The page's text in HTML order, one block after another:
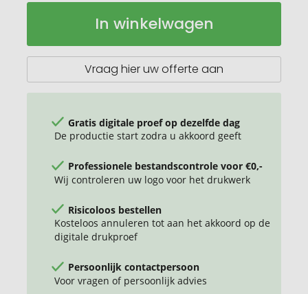
Metmaxx®
"KitchenCut".
Op
In winkelwagen
Vraag hier uw offerte aan
Gratis digitale proef op dezelfde dag
De productie start zodra u akkoord geeft
Professionele bestandscontrole voor €0,-
Wij controleren uw logo voor het drukwerk
Risicoloos bestellen
Kosteloos annuleren tot aan het akkoord op de
digitale drukproef
Persoonlijk contactpersoon
Voor vragen of persoonlijk advies